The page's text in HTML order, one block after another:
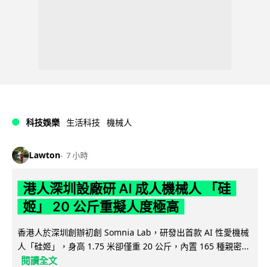
科技娛樂 生活科技 機械人
Lawton 7 小時
港人深圳設廠研 AI 成人機械人 「硅
姬」 20 公斤重擬人度極高
香港人於深圳創辦初創 Somnia Lab，研發出首款 AI 性愛機械
人「硅姬」，身高 1.75 米卻僅重 20 公斤，內置 165 種親密...
閱讀全文